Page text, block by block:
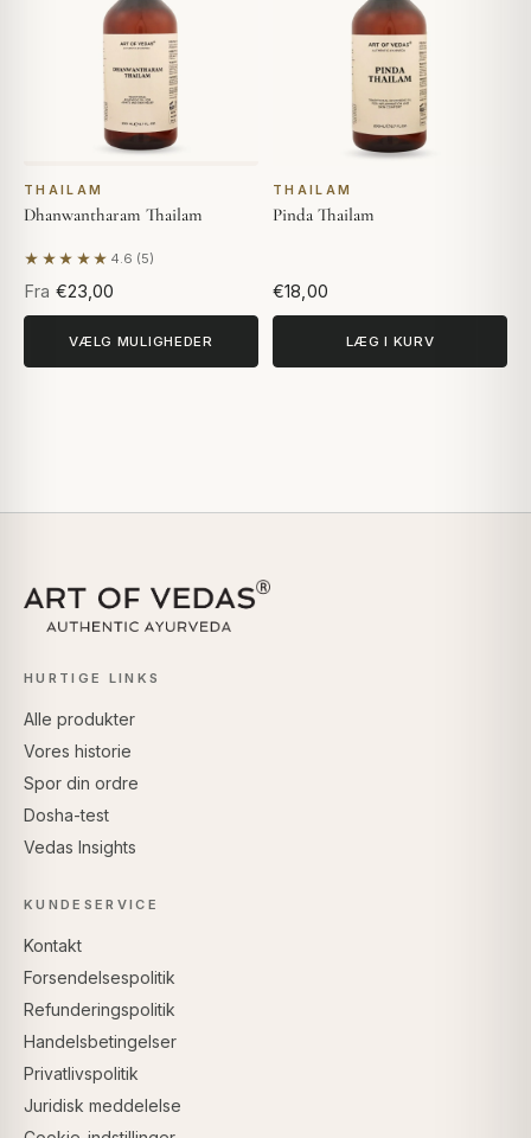
THAILAM
Dhanwantharam Thailam
★★★★★ 4.6 (5)
Baseret på 5 anmeldelser
Fra €23,00
VÆLG MULIGHEDER
THAILAM
Pinda Thailam
€18,00
LÆG I KURV
HURTIGE LINKS
Alle produkter
Vores historie
Spor din ordre
Dosha-test
Vedas Insights
KUNDESERVICE
Kontakt
Forsendelsespolitik
Refunderingspolitik
Handelsbetingelser
Privatlivspolitik
Juridisk meddelelse